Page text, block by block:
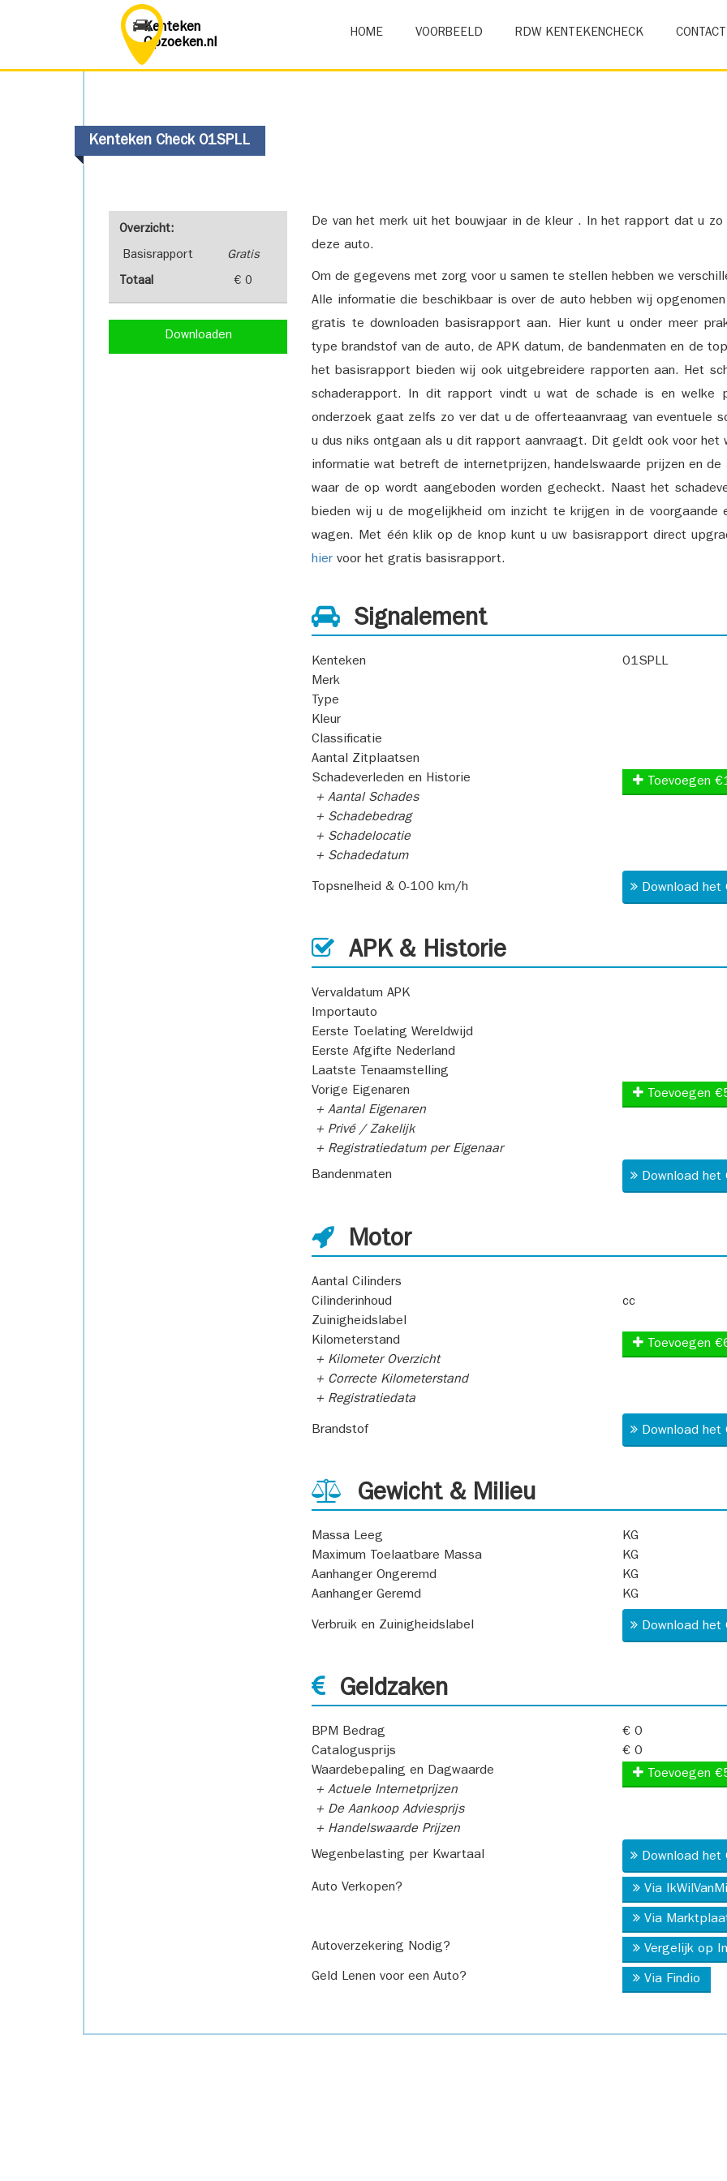
Kenteken
Opzoeken.nl
HOME VOORBEELD RDW KENTEKENCHECK CONTACT
Kenteken Check 01SPLL
Overzicht:
Basisrapport Gratis
Totaal € 0
Downloaden
De van het merk uit het bouwjaar in de kleur . In het rapport dat u
deze auto.
Om de gegevens met zorg voor u samen te stellen hebben we
Alle informatie die beschikbaar is over de auto hebben wij
gratis te downloaden basisrapport aan. Hier kunt u onder meer
type brandstof van de auto, de APK datum, de bandenmaten en de
het basisrapport bieden wij ook uitgebreidere rapporten aan. Het
schaderapport. In dit rapport vindt u wat de schade is en welke
onderzoek gaat zelfs zo ver dat u de offerteaanvraag van eventuele
u dus niks ontgaan als u dit rapport aanvraagt. Dit geldt ook voor
informatie wat betreft de internetprijzen, handelswaarde prijzen en
waar de op wordt aangeboden worden gecheckt. Naast het
bieden wij u de mogelijkheid om inzicht te krijgen in de voorgaande
wagen. Met één klik op de knop kunt u uw basisrapport direct
hier voor het gratis basisrapport.
Signalement
Kenteken
01SPLL
Merk
Type
Kleur
Classificatie
Aantal Zitplaatsen
Schadeverleden en Historie
+ Aantal Schades
+ Schadebedrag
+ Schadelocatie
+ Schadedatum
Toevoegen
Topsnelheid & 0-100 km/h Download
APK & Historie
Vervaldatum APK
Importauto
Eerste Toelating Wereldwijd
Eerste Afgifte Nederland
Laatste Tenaamstelling
Vorige Eigenaren
+ Aantal Eigenaren
+ Privé / Zakelijk
+ Registratiedatum per Eigenaar
Toevoegen
Bandenmaten Download
Motor
Aantal Cilinders
Cilinderinhoud
cc
Zuinigheidslabel
Kilometerstand
+ Kilometer Overzicht
+ Correcte Kilometerstand
+ Registratiedata
Toevoegen
Brandstof Download
Gewicht & Milieu
Massa Leeg
KG
Maximum Toelaatbare Massa
KG
Aanhanger Ongeremd
KG
Aanhanger Geremd
KG
Verbruik en Zuinigheidslabel Download
Geldzaken
BPM Bedrag
€ 0
Catalogusprijs
€ 0
Waardebepaling en Dagwaarde
+ Actuele Internetprijzen
+ De Aankoop Adviesprijs
+ Handelswaarde Prijzen
Toevoegen
Wegenbelasting per Kwartaal Download
Auto Verkopen? Via
Via
Autoverzekering Nodig? Vergelijk op
Geld Lenen voor een Auto? Via Findio